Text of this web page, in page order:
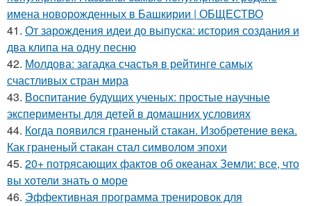
имена новорожденных в Башкирии | ОБЩЕСТВО
41. От зарождения идеи до выпуска: история создания и
два клипа на одну песню
42. Молдова: загадка счастья в рейтинге самых
счастливых стран мира
43. Воспитание будущих ученых: простые научные
эксперименты для детей в домашних условиях
44. Когда появился граненый стакан. Изобретение века.
Как граненый стакан стал символом эпохи
45. 20+ потрясающих фактов об океанах Земли: все, что
вы хотели знать о море
46. Эффективная программа тренировок для